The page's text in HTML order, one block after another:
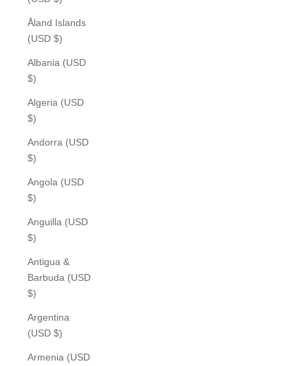
Åland Islands
(USD $)
Albania (USD
$)
Algeria (USD
$)
Andorra (USD
$)
Angola (USD
$)
Anguilla (USD
$)
Antigua &
Barbuda (USD
$)
Argentina
(USD $)
Armenia (USD